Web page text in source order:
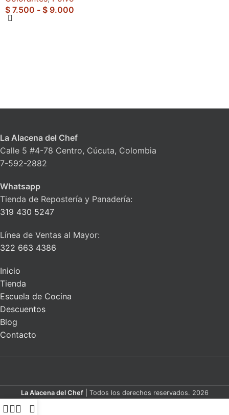
$ 7.500 - $ 9.000
La Alacena del Chef
Calle 5 #4-78 Centro, Cúcuta, Colombia
7-592-2882
Whatsapp
Tienda de Repostería y Panadería:
319 430 5247
Línea de Ventas al Mayor:
322 663 4386
Inicio
Tienda
Escuela de Cocina
Descuentos
Blog
Contacto
La Alacena del Chef | Todos los derechos reservados. 2026